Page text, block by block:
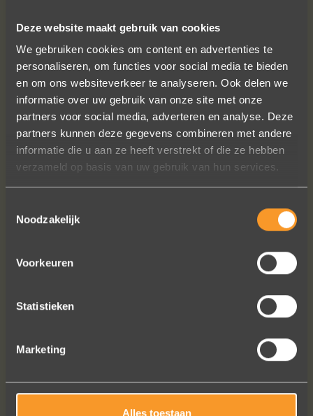
Deze website maakt gebruik van cookies
We gebruiken cookies om content en advertenties te
personaliseren, om functies voor social media te bieden
en om ons websiteverkeer te analyseren. Ook delen we
informatie over uw gebruik van onze site met onze
partners voor social media, adverteren en analyse. Deze
partners kunnen deze gegevens combineren met andere
informatie die u aan ze heeft verstrekt of die ze hebben
verzameld op basis van uw gebruik van hun services.
Noodzakelijk
Voorkeuren
Statistieken
Marketing
Alles toestaan
VOLG ONS OP SOCIALE MEDIA
A+ voor ontwerp, klantenservice.
Bedankt voor al je inspanningen en